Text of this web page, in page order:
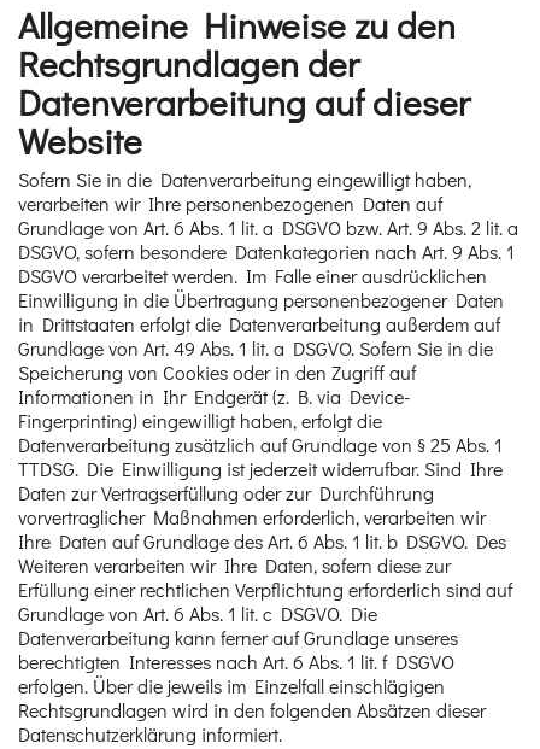
Allgemeine Hinweise zu den
Rechtsgrundlagen der
Datenverarbeitung auf dieser
Website
Sofern Sie in die Datenverarbeitung eingewilligt haben,
verarbeiten wir Ihre personenbezogenen Daten auf
Grundlage von Art. 6 Abs. 1 lit. a DSGVO bzw. Art. 9 Abs. 2 lit. a
DSGVO, sofern besondere Datenkategorien nach Art. 9 Abs. 1
DSGVO verarbeitet werden. Im Falle einer ausdrücklichen
Einwilligung in die Übertragung personenbezogener Daten
in Drittstaaten erfolgt die Datenverarbeitung außerdem auf
Grundlage von Art. 49 Abs. 1 lit. a DSGVO. Sofern Sie in die
Speicherung von Cookies oder in den Zugriff auf
Informationen in Ihr Endgerät (z. B. via Device-
Fingerprinting) eingewilligt haben, erfolgt die
Datenverarbeitung zusätzlich auf Grundlage von § 25 Abs. 1
TTDSG. Die Einwilligung ist jederzeit widerrufbar. Sind Ihre
Daten zur Vertragserfüllung oder zur Durchführung
vorvertraglicher Maßnahmen erforderlich, verarbeiten wir
Ihre Daten auf Grundlage des Art. 6 Abs. 1 lit. b DSGVO. Des
Weiteren verarbeiten wir Ihre Daten, sofern diese zur
Erfüllung einer rechtlichen Verpflichtung erforderlich sind auf
Grundlage von Art. 6 Abs. 1 lit. c DSGVO. Die
Datenverarbeitung kann ferner auf Grundlage unseres
berechtigten Interesses nach Art. 6 Abs. 1 lit. f DSGVO
erfolgen. Über die jeweils im Einzelfall einschlägigen
Rechtsgrundlagen wird in den folgenden Absätzen dieser
Datenschutzerklärung informiert.